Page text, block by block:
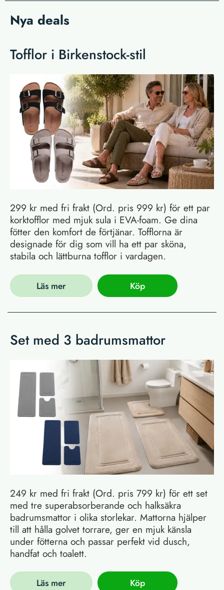
Nya deals
Tofflor i Birkenstock-stil
299 kr med fri frakt (Ord. pris 999 kr) för ett par
korktofflor med mjuk sula i EVA-foam. Ge dina
fötter den komfort de förtjänar. Tofflorna är
designade för dig som vill ha ett par sköna,
stabila och lättburna tofflor i vardagen.
Läs mer Köp
Set med 3 badrumsmattor
249 kr med fri frakt (Ord. pris 799 kr) för ett set
med tre superabsorberande och halksäkra
badrumsmattor i olika storlekar. Mattorna hjälper
till att hålla golvet torrare, ger en mjuk känsla
under fötterna och passar perfekt vid dusch,
handfat och toalett.
Läs mer Köp